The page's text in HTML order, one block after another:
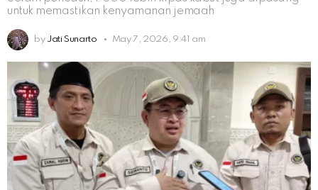
untuk memastikan kenyamanan jemaah
by Jati Sunarto May 7, 2026, 9:41 am